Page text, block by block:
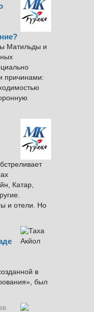
Матильды и
причинами:
Катар,
и отели. Но
в
был